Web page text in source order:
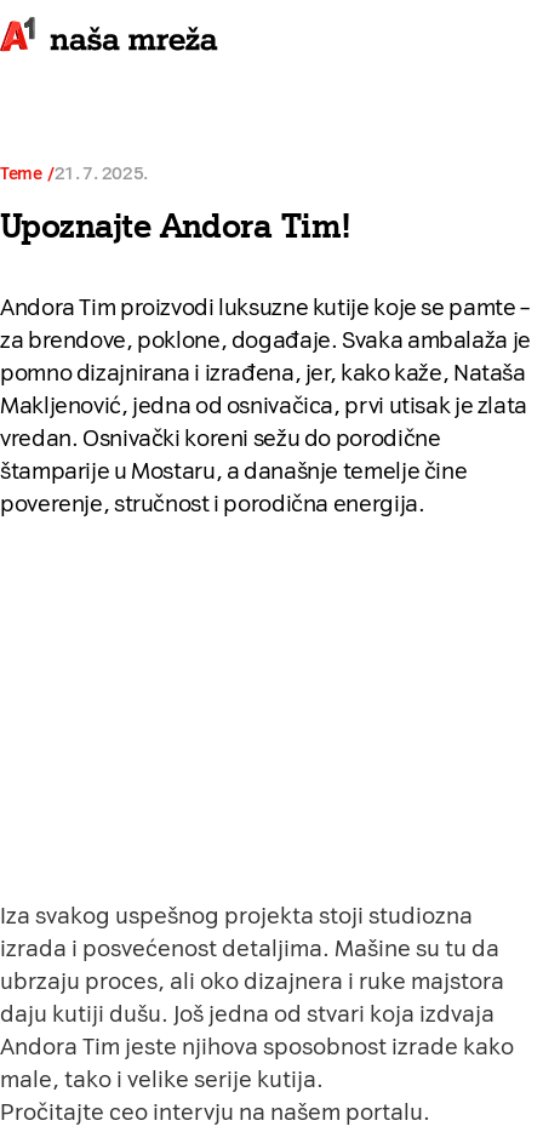
Teme 21. 7. 2025.
Upoznajte Andora Tim!
Andora Tim proizvodi luksuzne kutije koje se pamte –
za brendove, poklone, događaje. Svaka ambalaža je
pomno dizajnirana i izrađena, jer, kako kaže, Nataša
Makljenović, jedna od osnivačica, prvi utisak je zlata
vredan. Osnivački koreni sežu do porodične
štamparije u Mostaru, a današnje temelje čine
poverenje, stručnost i porodična energija.
Iza svakog uspešnog projekta stoji studiozna
izrada i posvećenost detaljima. Mašine su tu da
ubrzaju proces, ali oko dizajnera i ruke majstora
daju kutiji dušu. Još jedna od stvari koja izdvaja
Andora Tim jeste njihova sposobnost izrade kako
male, tako i velike serije kutija.
Pročitajte ceo intervju na našem portalu.